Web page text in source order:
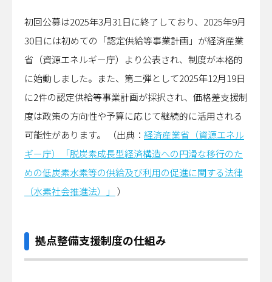
初回公募は2025年3月31日に終了しており、2025年9月
30日には初めての「認定供給等事業計画」が経済産業
省（資源エネルギー庁）より公表され、制度が本格的
に始動しました。また、第二弾として2025年12月19日
に2件の認定供給等事業計画が採択され、価格差支援制
度は政策の方向性や予算に応じて継続的に活用される
可能性があります。 （出典： 経済産業省（資源エネル
ギー庁）「脱炭素成長型経済構造への円滑な移行のた
めの低炭素水素等の供給及び利用の促進に関する法律
（水素社会推進法）」
）
拠点整備支援制度の仕組み